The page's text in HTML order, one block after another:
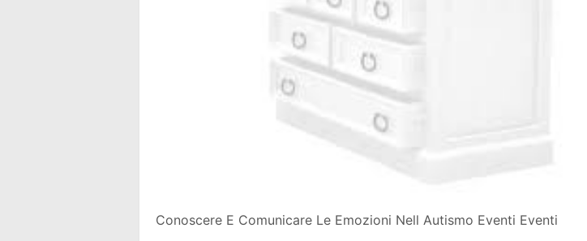
Conoscere E Comunicare Le Emozioni Nell Autismo Eventi Eventi